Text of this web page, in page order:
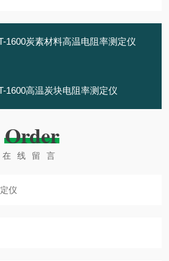
1600炭素材料高温电阻率测定仪
1600高温炭块电阻率测定仪
Order
在线留言